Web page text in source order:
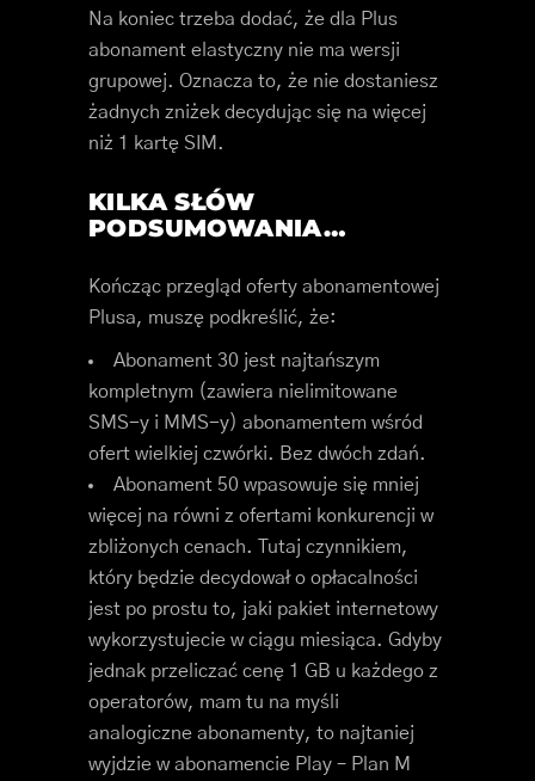
Na koniec trzeba dodać, że dla Plus
abonament elastyczny nie ma wersji
grupowej. Oznacza to, że nie dostaniesz
żadnych zniżek decydując się na więcej
niż 1 kartę SIM.
KILKA SŁÓW
PODSUMOWANIA…
Kończąc przegląd oferty abonamentowej
Plusa, muszę podkreślić, że:
Abonament 30 jest najtańszym
kompletnym (zawiera nielimitowane
SMS-y i MMS-y) abonamentem wśród
ofert wielkiej czwórki. Bez dwóch zdań.
Abonament 50 wpasowuje się mniej
więcej na równi z ofertami konkurencji w
zbliżonych cenach. Tutaj czynnikiem,
który będzie decydował o opłacalności
jest po prostu to, jaki pakiet internetowy
wykorzystujecie w ciągu miesiąca. Gdyby
jednak przeliczać cenę 1 GB u każdego z
operatorów, mam tu na myśli
analogiczne abonamenty, to najtaniej
wyjdzie w abonamencie Play – Plan M